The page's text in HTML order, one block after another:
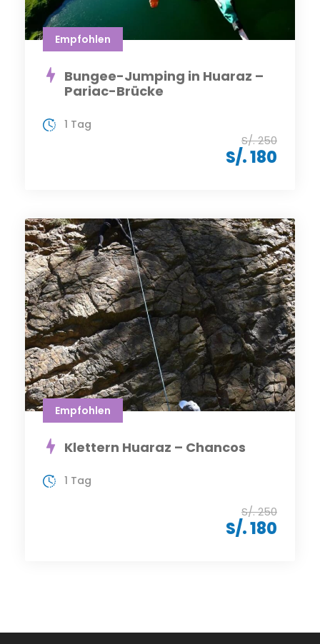
Empfohlen
Bungee-Jumping in Huaraz –
Pariac-Brücke
S/. 250
S/. 180
1 Tag
Empfohlen
Klettern Huaraz – Chancos
S/. 250
S/. 180
1 Tag